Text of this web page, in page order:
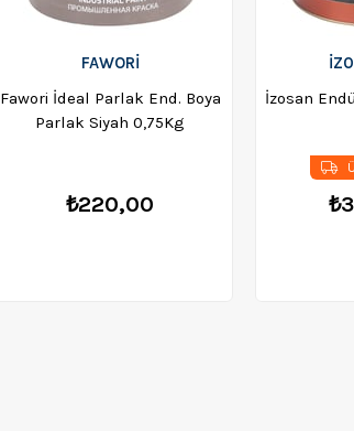
FAWORİ
Fawori İdeal Parlak End. Boya
Parlak Siyah 0,75Kg
₺220,00
İzosan